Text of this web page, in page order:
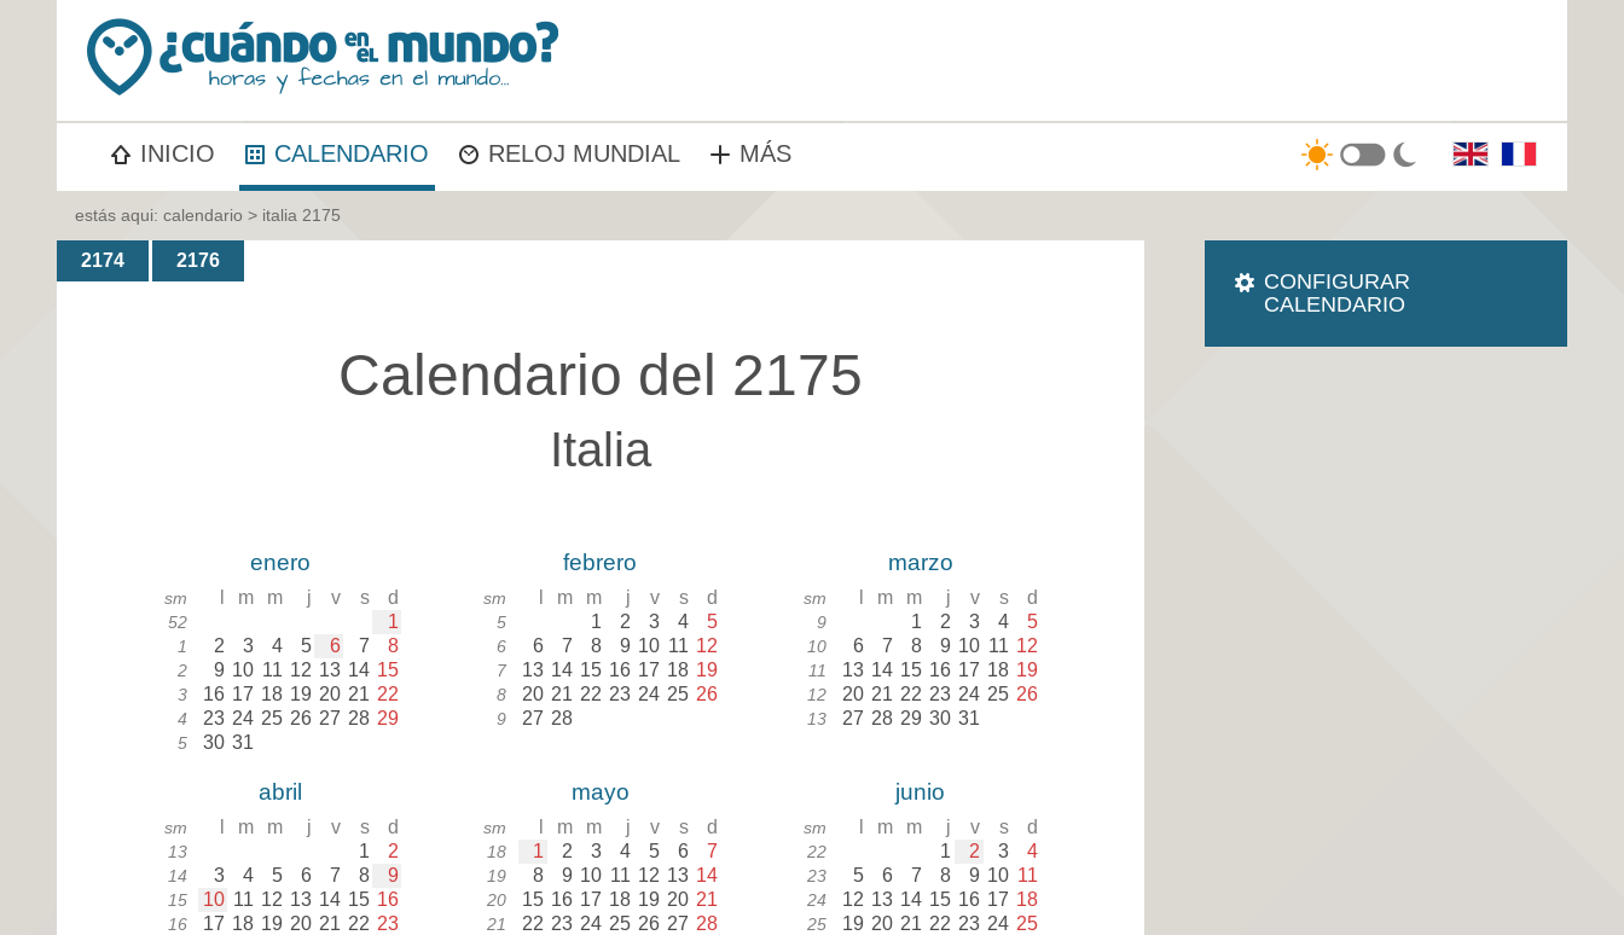
INICIO CALENDARIO RELOJ MUNDIAL MÁS
estás aqui: calendario > italia 2175
2174 2176
Calendario del 2175
Italia
enero
sm m m j v s d
52 1
1 2 3 4 5 6 7 8
2 9 10 11 12 13 14 15
3 16 17 18 19 20 21 22
4 23 24 25 26 27 28 29
5 30 31
febrero
sm m m j v s d
5 1 2 3 4 5
6 6 7 8 9 10 11 12
7 13 14 15 16 17 18 19
8 20 21 22 23 24 25 26
9 27 28
marzo
sm m m j v s d
9 1 2 3 4 5
10 6 7 8 9 10 11 12
11 13 14 15 16 17 18 19
12 20 21 22 23 24 25 26
13 27 28 29 30 31
abril
sm m m j v s d
13 1 2
14 3 4 5 6 7 8 9
15 10 11 12 13 14 15 16
16 17 18 19 20 21 22 23
mayo
sm m m j v s d
18 1 2 3 4 5 6 7
19 8 9 10 11 12 13 14
20 15 16 17 18 19 20 21
21 22 23 24 25 26 27 28
junio
sm m m j v s d
22 1 2 3 4
23 5 6 7 8 9 10 11
24 12 13 14 15 16 17 18
25 19 20 21 22 23 24 25
CONFIGURAR
CALENDARIO